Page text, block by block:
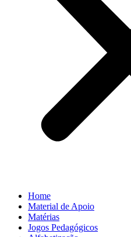
Home
Material de Apoio
Matérias
Jogos Pedagógicos